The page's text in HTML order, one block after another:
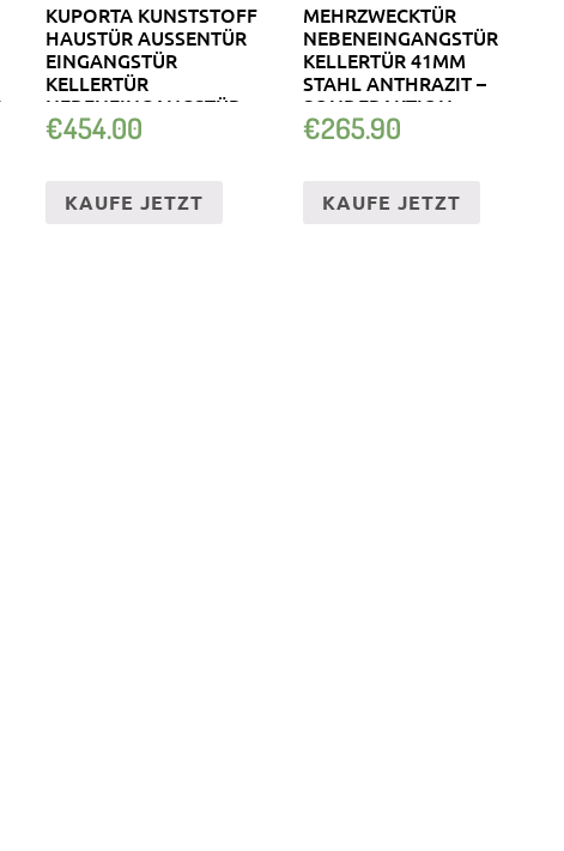
KUPORTA KUNSTSTOFF
HAUSTÜR AUSSENTÜR E
INGANGSTÜR K
ELLERTÜR N
EBENEINGANGSTÜR T
ÜR 2
€454.00
KAUFE JETZT
MEHRZWECKTÜR
NEBENEINGANGSTÜR
KELLERTÜR 41MM
STAHL ANTHRAZIT –
SONDERAKTION
€265.90
KAUFE JETZT